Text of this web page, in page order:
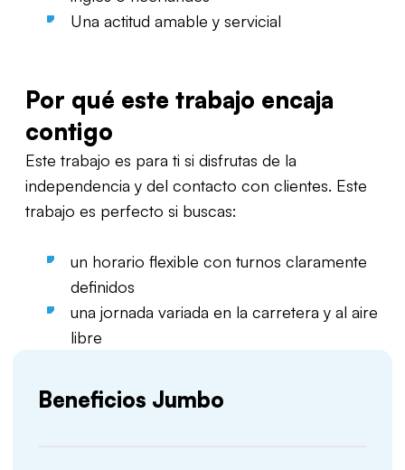
Una actitud amable y servicial
Por qué este trabajo encaja
contigo
Este trabajo es para ti si disfrutas de la
independencia y del contacto con clientes. Este
trabajo es perfecto si buscas:
un horario flexible con turnos claramente
definidos
una jornada variada en la carretera y al aire
libre
Beneficios Jumbo